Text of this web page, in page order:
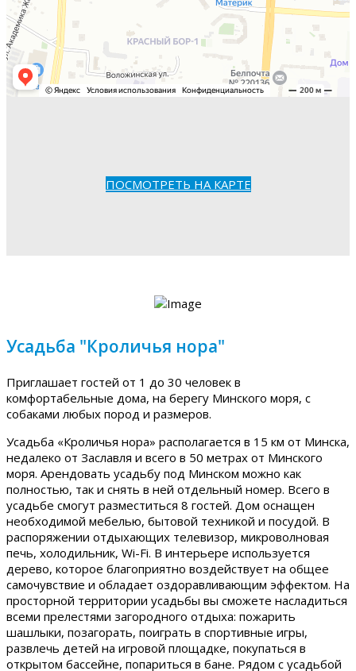
ПОСМОТРЕТЬ НА КАРТЕ
Усадьба "Кроличья нора"
Приглашает гостей от 1 до 30 человек в
комфортабельные дома, на берегу Минского моря, с
собаками любых пород и размеров.
Усадьба «Кроличья нора» располагается в 15 км от Минска,
недалеко от Заславля и всего в 50 метрах от Минского
моря. Арендовать усадьбу под Минском можно как
полностью, так и снять в ней отдельный номер. Всего в
усадьбе смогут разместиться 8 гостей. Дом оснащен
необходимой мебелью, бытовой техникой и посудой. В
распоряжении отдыхающих телевизор, микроволновая
печь, холодильник, Wi-Fi. В интерьере используется
дерево, которое благоприятно воздействует на общее
самочувствие и обладает оздоравливающим эффектом. На
просторной территории усадьбы вы сможете насладиться
всеми прелестями загородного отдыха: пожарить
шашлыки, позагорать, поиграть в спортивные игры,
развлечь детей на игровой площадке, покупаться в
открытом бассейне, попариться в бане. Рядом с усадьбой